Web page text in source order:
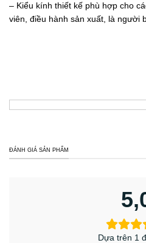
– Kiểu kính thiết kế phù hợp cho
viên, điều hành sản xuất, là người
ĐÁNH GIÁ SẢN PHẨM
Dựa trên 1